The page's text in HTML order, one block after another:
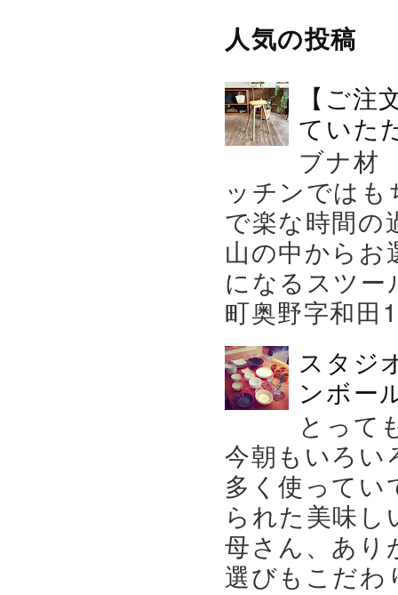
人気の投稿
【ご
ていた
ブナ材
ッチンでは
で楽な時間の
山の中から
になるスツー
町奥野字和
スタジ
ンボー
とって
今朝もいろい
多く使ってい
られた美味
母さん、あり
選びもこだ